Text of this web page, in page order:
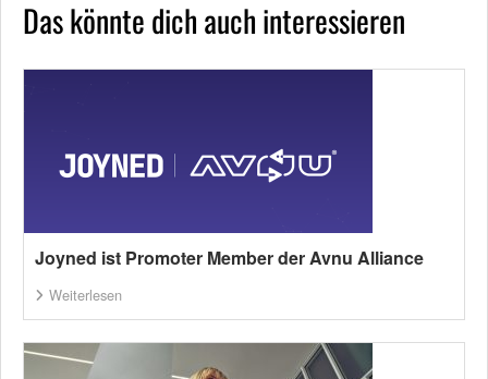
Das könnte dich auch interessieren
Joyned ist Promoter Member der Avnu Alliance
Weiterlesen